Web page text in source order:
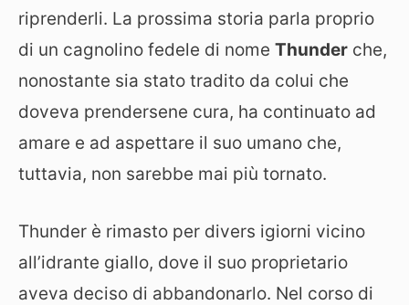
riprenderli. La prossima storia parla proprio
di un cagnolino fedele di nome Thunder che,
nonostante sia stato tradito da colui che
doveva prendersene cura, ha continuato ad
amare e ad aspettare il suo umano che,
tuttavia, non sarebbe mai più tornato.
Thunder è rimasto per divers igiorni vicino
all’idrante giallo, dove il suo proprietario
aveva deciso di abbandonarlo. Nel corso di